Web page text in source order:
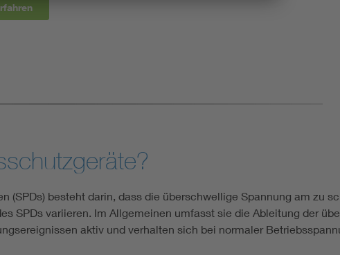
(SPDs) besteht darin, dass die überschwellige Spannung am zu
SPDs variieren. Im Allgemeinen umfasst sie die Ableitung der
aktiv und verhalten sich bei normaler